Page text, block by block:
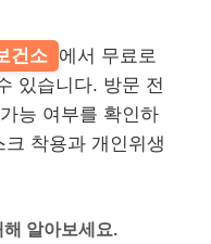
건소 에서 무료로
있습니다. 방문 전
능 여부를 확인하
착용과 개인위생
알아보세요.